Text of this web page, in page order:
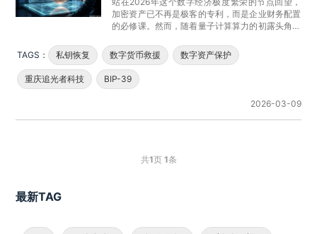
加密资产已不再是极客的专利，而是企业财务配置
的必修课。然而，随着量子计算算力的初露头角以
TAGS：
私钥恢复 数字货币救援 数字资产保护
重庆追光者科技 BIP-39
2026-03-09
共1页 1条
最新TAG